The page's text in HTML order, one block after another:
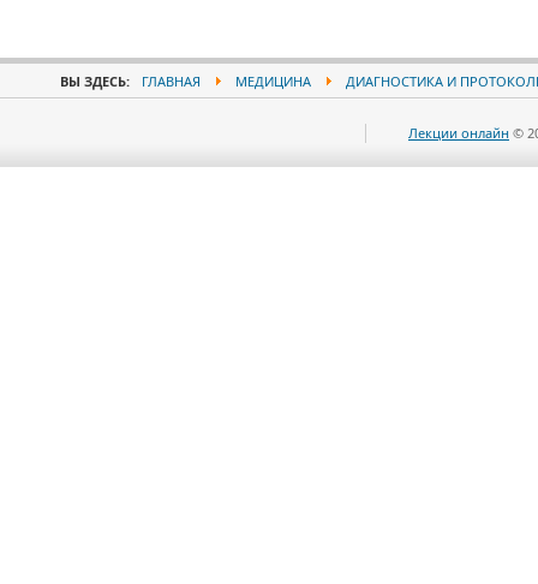
ВЫ ЗДЕСЬ: ГЛАВНАЯ МЕДИЦИНА ДИАГНОСТИКА И
Лекции онлайн ©